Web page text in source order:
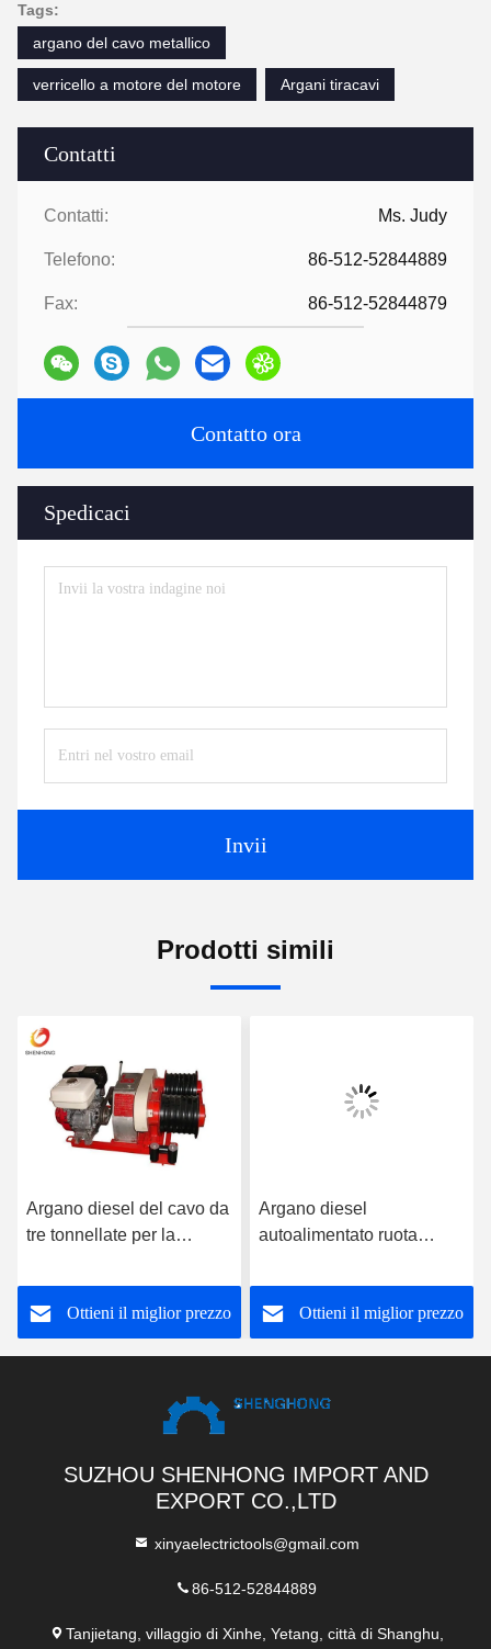
Contatti
Contatti: Ms. Judy
Telefono: 86-512-52844889
Fax: 86-512-52844879
Contatto ora
Spedicaci
Invii
Tags:
argano del cavo metallico
verricello a motore del motore Argani tiracavi
Prodotti simili
Argano diesel del cavo da
tre tonnellate per la
costruzione del pilone di
Palo
Ottieni il miglior prezzo
Argano diesel
autoalimentato ruota
tonnellate per le linee di
trazione e di
tensionamento
Ottieni il miglior prezzo
SUZHOU SHENHONG IMPORT AND
EXPORT CO.,LTD
xinyaelectrictools@gmail.com
86-512-52844889
Tanjietang, villaggio di Xinhe, Yetang, città di Shanghu,